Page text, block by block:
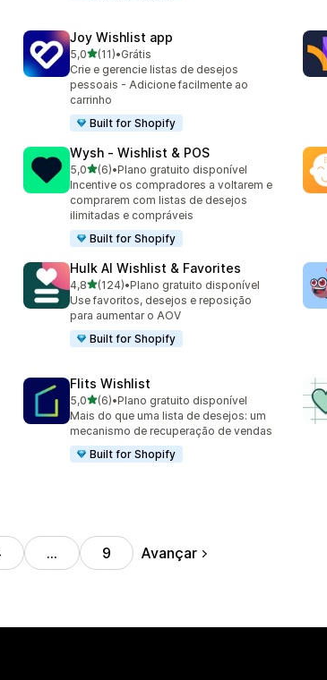
Joy Wishlist app
5,0de 5 estrelas
(11)
11 avaliações ao todo
•Grátis
Crie e gerencie listas de desejos
pessoais - Adicione facilmente ao
carrinho
Built for Shopify
Wysh ‑ Wishlist & POS
5,0de 5 estrelas
(6)
6 avaliações ao todo
•Plano gratuito disponível
Incentive os compradores a voltarem e
comprarem com listas de desejos
ilimitadas e compráveis
Built for Shopify
Hulk AI Wishlist & Favorites
4,8de 5 estrelas
(124)
124 avaliações ao todo
•Plano gratuito disponível
Use favoritos, desejos e reposição
para aumentar o AOV
Built for Shopify
Flits Wishlist
5,0de 5 estrelas
(6)
6 avaliações ao todo
•Plano gratuito disponível
Mais do que uma lista de desejos: um
mecanismo de recuperação de vendas
Built for Shopify
… 9 Avançar